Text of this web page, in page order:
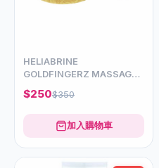
HELIABRINE
GOLDFINGERZ MASSAGE
GEL 200ml
$250$350
加入購物車